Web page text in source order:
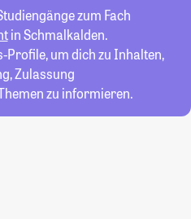
zum Fach
in Schmalkalden.
Profile, um dich zu Inhalten,
Zulassung
zu informieren.